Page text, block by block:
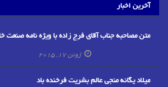
آخرین اخبار
متن مصاحبه جناب آقای فرج زاده با ویژه نامه صنعت
ژوئن 17, 2015
میلاد یگانه منجی عالم بشریت فرخنده باد